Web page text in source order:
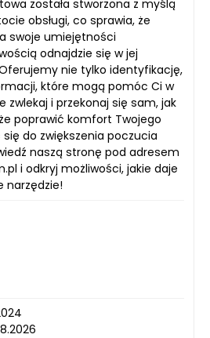
została stworzona z myślą
obsługi, co sprawia, że
swoje umiejętności
odnajdzie się w jej
nie tylko identyfikację,
które mogą pomóc Ci w
zwlekaj i przekonaj się sam, jak
poprawić komfort Twojego
do zwiększenia poczucia
naszą stronę pod adresem
i odkryj możliwości, jakie daje
narzędzie!